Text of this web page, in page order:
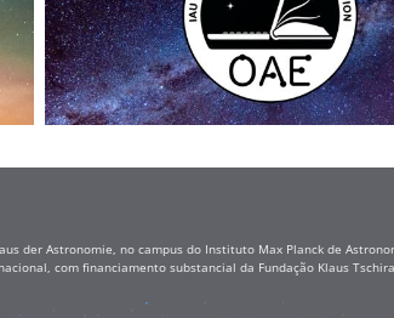
der Astronomie, no campus do Instituto Max Planck de
com financiamento substancial da Fundação Klaus